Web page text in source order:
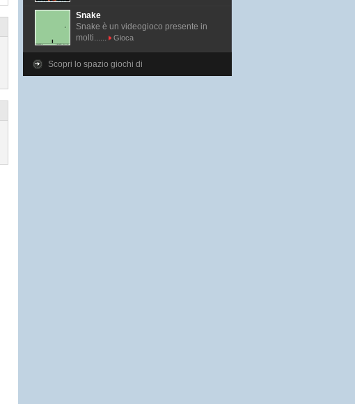
Snake
Snake è un videogioco presente in
molti......
Gioca
Scopri lo spazio giochi di